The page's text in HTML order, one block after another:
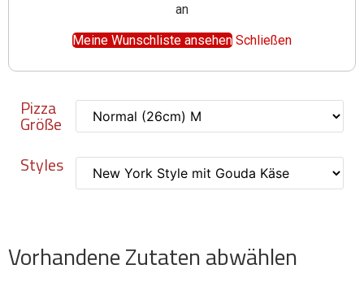
an
Meine Wunschliste ansehen Schließen
Pizza
Größe
Styles
Vorhandene Zutaten abwählen